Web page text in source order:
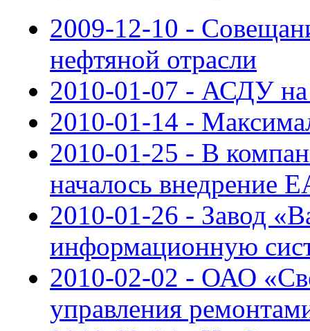
2009-12-10 -
нефтяной отрасли
2010-01-07 - АСДУ на
2010-01-14 -
2010-01-25 - В
началось внедрение
2010-01-26 - Завод
информационную
2010-02-02 - ОАО
управления